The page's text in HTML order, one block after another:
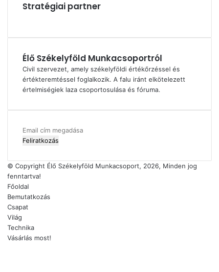
Stratégiai partner
Élő Székelyföld Munkacsoportról
Civil szervezet, amely székelyföldi értékőrzéssel és
értékteremtéssel foglalkozik. A falu iránt elkötelezett
értelmiségiek laza csoportosulása és fóruma.
Email
cím
© Copyright Élő Székelyföld Munkacsoport, 2026, Minden jog
fenntartva!
Főoldal
Bemutatkozás
Csapat
Világ
Technika
Vásárlás most!